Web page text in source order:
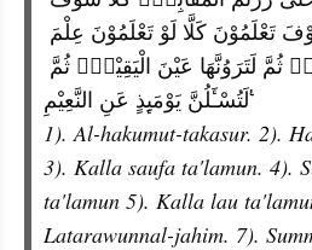
لَتُسْـَٔلُنَّ يَوْمَىِٕذٍ عَنِ النَّعِيْمِ ࣖ
1). Al-hakumut-takasur. 2).
3). Kalla saufa ta'lamun. 4).
ta'lamun 5). Kalla lau
Latarawunnal-jahim. 7).